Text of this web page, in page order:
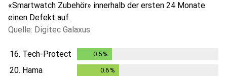
«Smartwatch Zubehör» innerhalb der ersten 24 Monate
einen Defekt auf.
Quelle: Digitec Galaxus
16. Tech-Protect 0.5 %
20. Hama 0.6 %